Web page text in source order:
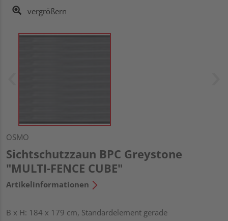
vergrößern
OSMO
Sichtschutzzaun BPC Greystone
"MULTI-FENCE CUBE"
Artikelinformationen
B x H: 184 x 179 cm, Standardelement gerade